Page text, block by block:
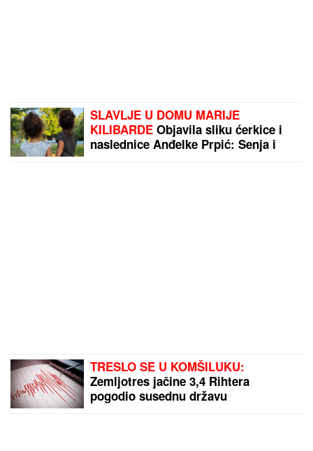
SLAVLJE U DOMU MARIJE
KILIBARDE Objavila sliku ćerkice i
naslednice Anđelke Prpić: Senja i
TRESLO SE U KOMŠILUKU:
Zemljotres jačine 3,4 Rihtera
pogodio susednu državu